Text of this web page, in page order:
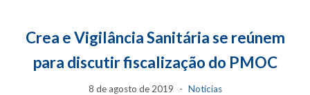
Crea e Vigilância Sanitária se reúnem
para discutir fiscalização do PMOC
8 de agosto de 2019 Notícias